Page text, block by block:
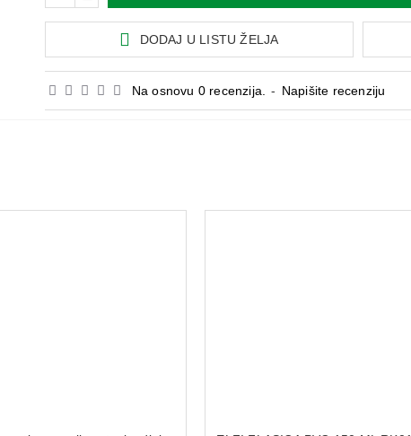
Na osnovu 0 recenzija. - Napišite recenziju
DODAJ U LISTU ŽELJA